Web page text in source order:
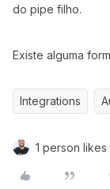
do pipe filho.
Existe alguma
Integrations
1 person likes